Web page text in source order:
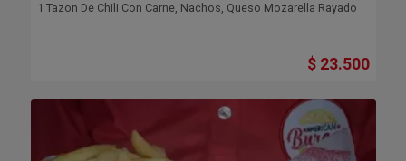
1 Tazon De Chili Con Carne, Nachos, Queso Mozarella Rayado
$ 23.500